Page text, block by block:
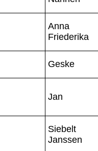
Anna
Friederika
Geske
Jan
Siebelt
Janssen